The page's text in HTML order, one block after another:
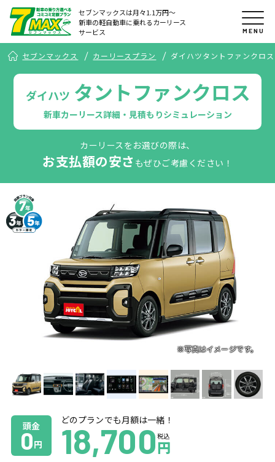
セブンマックスは月々1.1万円〜
新車の軽自動車に乗れるカーリース
サービス
MENU
セブンマックス カーリースプラン ダイハツタントファンクロ
ダイハツ タントファンクロス
新車カーリース詳細・見積もりシミュレーション
カーリースをお選びの際は、
お支払額の安さ もぜひご考慮ください！
頭金
0円
どのプランでも月額は一緒！
18,700 税込
円